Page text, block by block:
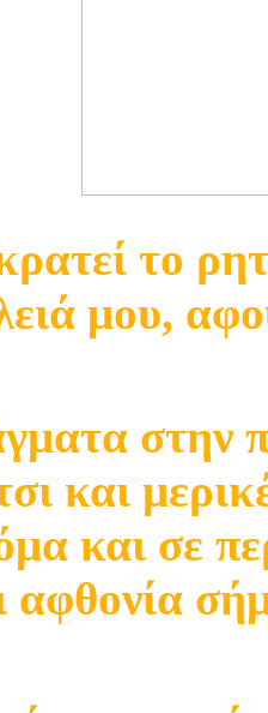
το
μου,
στην
και
και σε
αφθονία